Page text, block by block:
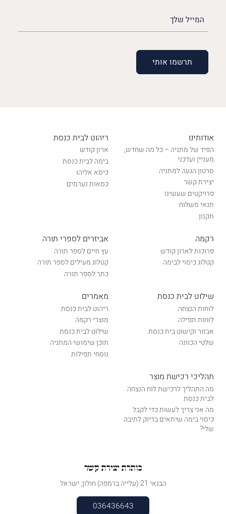
(חובה)
אודותינו
הפיד של מתניה – כל מה שחדש,
מעניין ועדכני
סרטון הגעה למתניה
יצירת קשר
פרויקטים שעשינו
תנאי משלוח
תקנון
ריהוט לבית כנסת
ארון קודש
בימה לבית כנסת
כיסא אליהו
כסאות נערמים
רקמה
פרוכות לארון קודש
קטלוג כיסוי לבימה
אביזרים לספרי תורה
עץ חיים לספר תורה
קטלוג מעילים לספר תורה
כתר לספר תורה
שילוט לבית כנסת
לוחות הנצחה
לוחות תפילה
אבזור וקישוט בית כנסת
שלטי הכוונה
מאמרים
ריהוט לבית כנסת
מוצרי רקמה
שילוט לבית כנסת
תוכן שימושי המתניה
נוסחי תפילות
תהליכי רכישת מוצר
מה התהליך לרכישת לוח הנצחה
לבית כנסת
מה אני צריך לעשות כדי לקבל
כיסוי בימה שיתאים בדיוק לתיבה
שלי?
כותרת יצירת קשר
הבנאי 21 (עלייה ברמפה) חולון, ישראל
036436643